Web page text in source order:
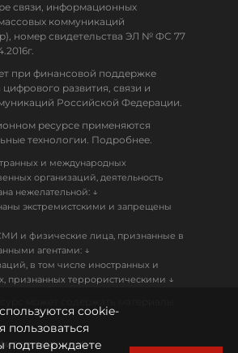
связи, информационных
коммуникаций
номер свидетельства ЭЛ № ФС 77
при финансовой поддержке
развития, связи и
Российской Федерации.
ресурсе применяются
технологии. Подробнее.
и международных
организаций, деятельность
нежелательной: ↓
экстремистскими и запрещены
и физические лица, признанные в
агентами: ↓
в том числе иностранных и
признанных террористическими ↓
cookie-
подтверждаете